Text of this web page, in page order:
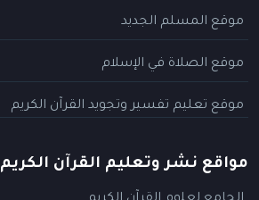
موقع المسلم الجديد
موقع الصلاة في الإسلام
موقع تعليم تفسير وتجويد القرآن الكريم
مواقع نشر وتعليم القرآن الكريم